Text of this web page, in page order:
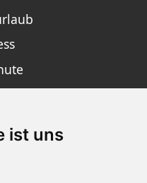
ist uns
SKI APP
iOS und Android - Ein